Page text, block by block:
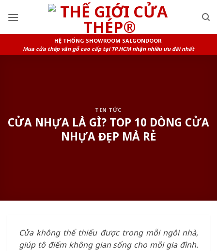
HỆ THỐNG SHOWROOM SAIGONDOOR
Mua cửa thép vân gỗ cao cấp tại TP.HCM nhận nhiều ưu đãi nhất
TIN TỨC
CỬA NHỰA LÀ GÌ? TOP 10 DÒNG CỬA
NHỰA ĐẸP MÀ RẺ
Cửa không thể thiếu được trong mỗi ngôi nhà,
giúp tô điểm không gian sống cho mỗi gia đình.